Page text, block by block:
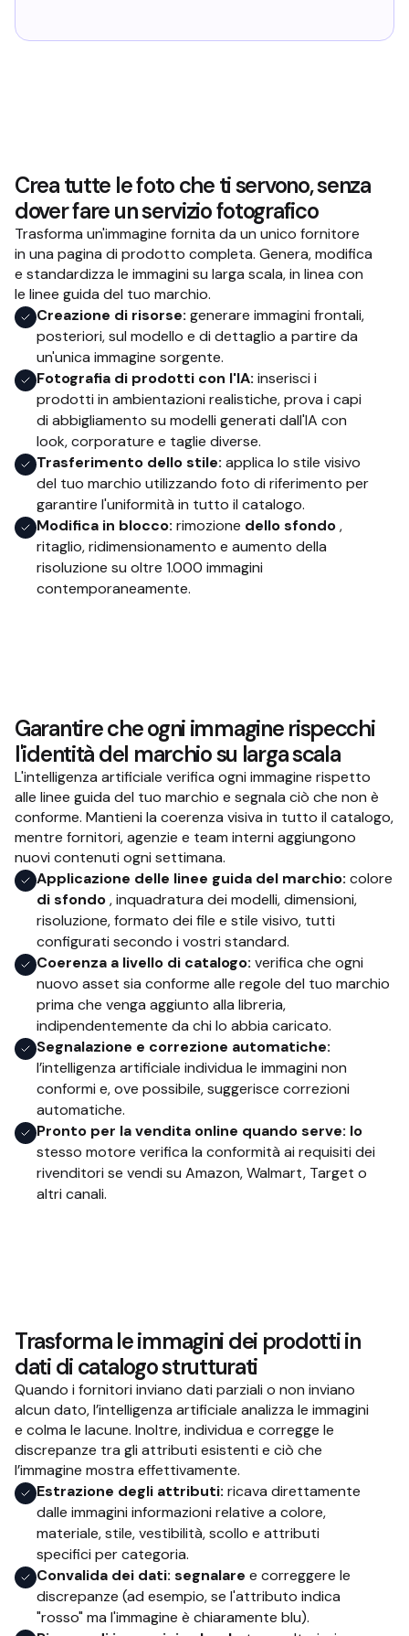
Crea tutte le foto che ti servono, senza
dover fare un servizio fotografico
Trasforma un'immagine fornita da un unico fornitore
in una pagina di prodotto completa. Genera, modifica
e standardizza le immagini su larga scala, in linea con
le linee guida del tuo marchio.
Creazione di risorse: generare immagini frontali,
posteriori, sul modello e di dettaglio a partire da
un'unica immagine sorgente.
Fotografia di prodotti con l'IA: inserisci i
prodotti in ambientazioni realistiche, prova i capi
di abbigliamento su modelli generati dall'IA con
look, corporature e taglie diverse.
Trasferimento dello stile: applica lo stile visivo
del tuo marchio utilizzando foto di riferimento per
garantire l'uniformità in tutto il catalogo.
Modifica in blocco: rimozione dello sfondo,
ritaglio, ridimensionamento e aumento della
risoluzione su oltre 1.000 immagini
contemporaneamente.
Garantire che ogni immagine rispecchi
l'identità del marchio su larga scala
L'intelligenza artificiale verifica ogni immagine rispetto
alle linee guida del tuo marchio e segnala ciò che non è
conforme. Mantieni la coerenza visiva in tutto il catalogo,
mentre fornitori, agenzie e team interni aggiungono
nuovi contenuti ogni settimana.
Applicazione delle linee guida del marchio: colore
di sfondo, inquadratura dei modelli, dimensioni,
risoluzione, formato dei file e stile visivo, tutti
configurati secondo i vostri standard.
Coerenza a livello di catalogo: verifica che ogni
nuovo asset sia conforme alle regole del tuo marchio
prima che venga aggiunto alla libreria,
indipendentemente da chi lo abbia caricato.
Segnalazione e correzione automatiche:
l’intelligenza artificiale individua le immagini non
conformi e, ove possibile, suggerisce correzioni
automatiche.
Pronto per la vendita online quando serve: lo
stesso motore verifica la conformità ai requisiti dei
rivenditori se vendi su Amazon, Walmart, Target o
altri canali.
Trasforma le immagini dei prodotti in
dati di catalogo strutturati
Quando i fornitori inviano dati parziali o non inviano
alcun dato, l’intelligenza artificiale analizza le immagini
e colma le lacune. Inoltre, individua e corregge le
discrepanze tra gli attributi esistenti e ciò che
l’immagine mostra effettivamente.
Estrazione degli attributi: ricava direttamente
dalle immagini informazioni relative a colore,
materiale, stile, vestibilità, scollo e attributi
specifici per categoria.
Convalida dei dati: segnalare e correggere le
discrepanze (ad esempio, se l'attributo indica
"rosso" ma l'immagine è chiaramente blu).